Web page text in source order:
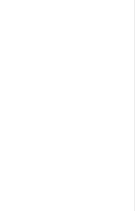
Люкс
(Односторонний,